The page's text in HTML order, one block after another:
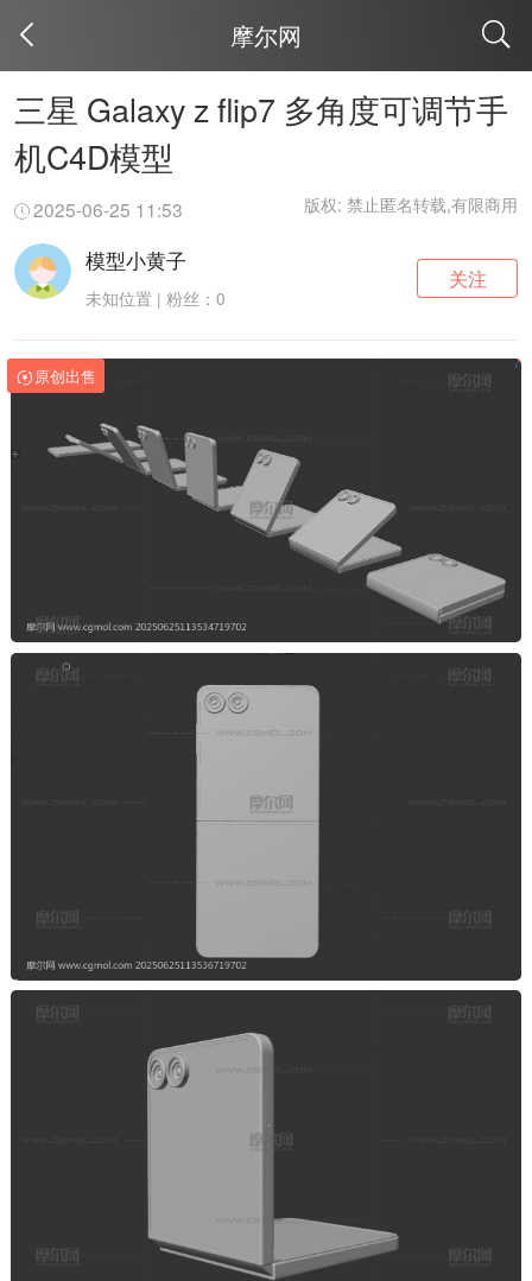
摩尔网
三星 Galaxy z flip7 多角度可调节手
机C4D模型
2025-06-25 11:53 版权: 禁止匿名转载,有限商用
模型小黄子
未知位置 | 粉丝：0
关注
原创出售
取消